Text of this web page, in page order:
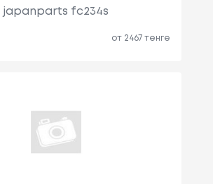
japanparts fc234s
от 2467 тенге